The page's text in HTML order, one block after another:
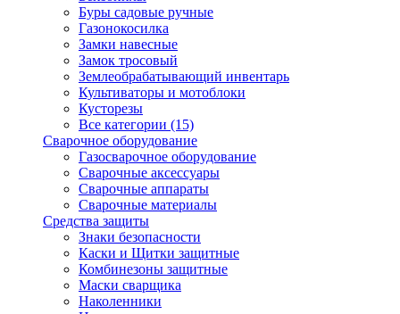
Буры садовые ручные
Газонокосилка
Замки навесные
Замок тросовый
Землеобрабатывающий инвентарь
Культиваторы и мотоблоки
Кусторезы
Все категории (15)
Сварочное оборудование
Газосварочное оборудование
Сварочные аксессуары
Сварочные аппараты
Сварочные материалы
Средства защиты
Знаки безопасности
Каски и Щитки защитные
Комбинезоны защитные
Маски сварщика
Наколенники